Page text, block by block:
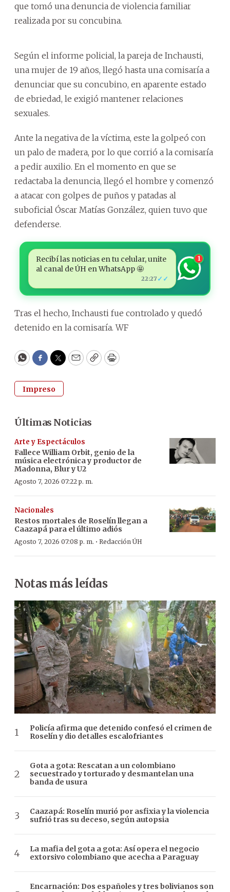
que tomó una denuncia de violencia familiar
realizada por su concubina.
Según el informe policial, la pareja de Inchausti,
una mujer de 19 años, llegó hasta una comisaría a
denunciar que su concubino, en aparente estado
de ebriedad, le exigió mantener relaciones
sexuales.
Ante la negativa de la víctima, este la golpeó con
un palo de madera, por lo que corrió a la comisaría
a pedir auxilio. En el momento en que se
redactaba la denuncia, llegó el hombre y comenzó
a atacar con golpes de puños y patadas al
suboficial Óscar Matías González, quien tuvo que
defenderse.
Recibí las noticias en tu celular, unite
al canal de ÚH en WhatsApp 🤩
22:27 ✓✓
1
Tras el hecho, Inchausti fue controlado y quedó
detenido en la comisaría. WF
WhatsApp
Facebook
Twitter
EmailCopyPrint
Impreso
Últimas Noticias
Arte y Espectáculos
Fallece William Orbit, genio de la
música electrónica y productor de
Madonna, Blur y U2
Agosto 7, 2026 07:22 p. m.
Nacionales
Restos mortales de Roselín llegan a
Caazapá para el último adiós
Agosto 7, 2026 07:08 p. m. · Redacción ÚH
Notas más leídas
Policía afirma que detenido confesó el crimen de
Roselín y dio detalles escalofriantes
Gota a gota: Rescatan a un colombiano
secuestrado y torturado y desmantelan una
banda de usura
Caazapá: Roselín murió por asfixia y la violencia
sufrió tras su deceso, según autopsia
La mafia del gota a gota: Así opera el negocio
extorsivo colombiano que acecha a Paraguay
Encarnación: Dos españoles y tres bolivianos son